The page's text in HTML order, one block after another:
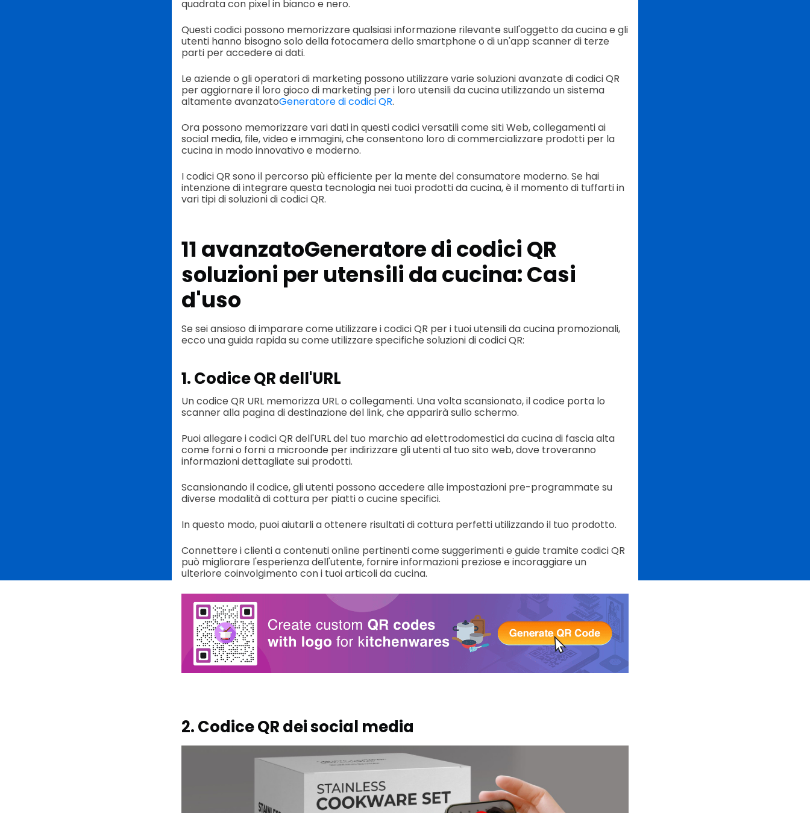
quadrata con pixel in bianco e nero.
Questi codici possono memorizzare qualsiasi informazione rilevante sull'oggetto da cucina e gli
utenti hanno bisogno solo della fotocamera dello smartphone o di un'app scanner di terze
parti per accedere ai dati.
Le aziende o gli operatori di marketing possono utilizzare varie soluzioni avanzate di codici QR
per aggiornare il loro gioco di marketing per i loro utensili da cucina utilizzando un sistema
altamente avanzatoGeneratore di codici QR.
Ora possono memorizzare vari dati in questi codici versatili come siti Web, collegamenti ai
social media, file, video e immagini, che consentono loro di commercializzare prodotti per la
cucina in modo innovativo e moderno.
I codici QR sono il percorso più efficiente per la mente del consumatore moderno. Se hai
intenzione di integrare questa tecnologia nei tuoi prodotti da cucina, è il momento di tuffarti in
vari tipi di soluzioni di codici QR.
11 avanzatoGeneratore di codici QR
soluzioni per utensili da cucina: Casi
d'uso
Se sei ansioso di imparare come utilizzare i codici QR per i tuoi utensili da cucina promozionali,
ecco una guida rapida su come utilizzare specifiche soluzioni di codici QR:
1. Codice QR dell'URL
Un codice QR URL memorizza URL o collegamenti. Una volta scansionato, il codice porta lo
scanner alla pagina di destinazione del link, che apparirà sullo schermo.
Puoi allegare i codici QR dell'URL del tuo marchio ad elettrodomestici da cucina di fascia alta
come forni o forni a microonde per indirizzare gli utenti al tuo sito web, dove troveranno
informazioni dettagliate sui prodotti.
Scansionando il codice, gli utenti possono accedere alle impostazioni pre-programmate su
diverse modalità di cottura per piatti o cucine specifici.
In questo modo, puoi aiutarli a ottenere risultati di cottura perfetti utilizzando il tuo prodotto.
Connettere i clienti a contenuti online pertinenti come suggerimenti e guide tramite codici QR
può migliorare l'esperienza dell'utente, fornire informazioni preziose e incoraggiare un
ulteriore coinvolgimento con i tuoi articoli da cucina.
2. Codice QR dei social media